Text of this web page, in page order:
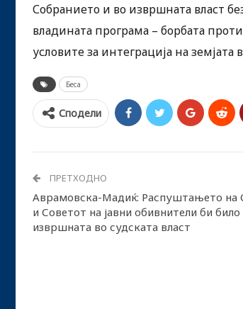
Собранието и во извршната власт
владината програма – борбата
условитe за интеграција на
Беса
Сподели
ПРЕТХОДНО
Аврамовска-Мадиќ: Распуштањето на
и Советот на јавни обивнители би
извршната во судската власт